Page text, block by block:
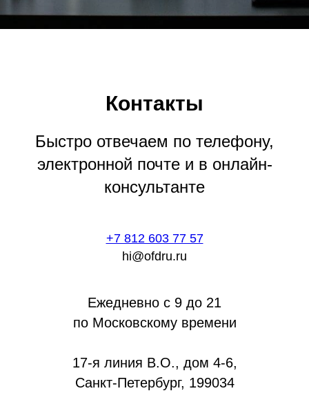
Контакты
Быстро отвечаем по телефону,
электронной почте и в онлайн-
консультанте
+7 812 603 77 57
hi@ofdru.ru
Ежедневно с 9 до 21
по Московскому времени
17-я линия В.О., дом 4-6,
Санкт-Петербург, 199034